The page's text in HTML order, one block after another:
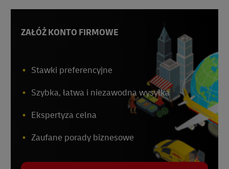
ZAŁÓŻ KONTO FIRMOWE
Stawki preferencyjne
Szybka, łatwa i niezawodna wysyłka
Ekspertyza celna
Zaufane porady biznesowe